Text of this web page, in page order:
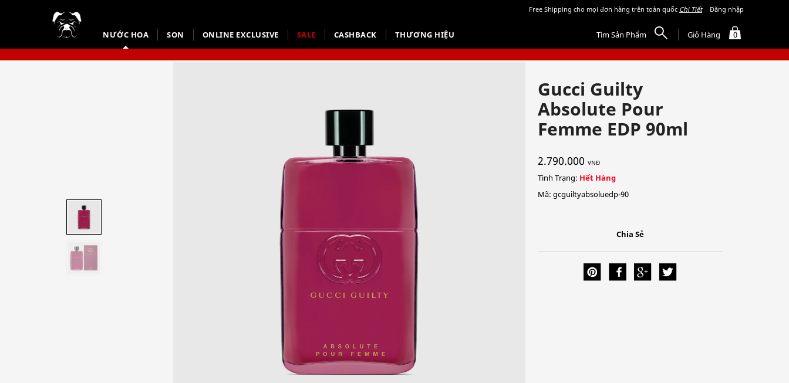
NƯỚC HOA SON ONLINE EXCLUSIVE SALE CASHBACK THƯƠNG HIỆU Tìm Sản Phẩm Giỏ Hàng 0
Free Shipping cho mọi đơn hàng trên toàn quốc Chi Tiết Đăng nhập
Gucci Guilty
Absolute Pour
Femme EDP 90ml
2.790.000 VNĐ
Tình Trạng: Hết Hàng
Mã: gcguiltyabsoluedp-90
Chia Sẻ